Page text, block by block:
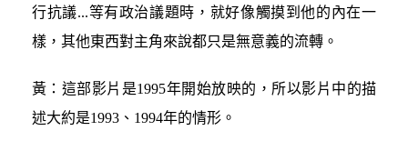
行抗議...等有政治議題時，就好像觸摸到他的內在一
樣，其他東西對主角來說都只是無意義的流轉。
黃：這部影片是1995年開始放映的，所以影片中的描
述大約是1993、1994年的情形。